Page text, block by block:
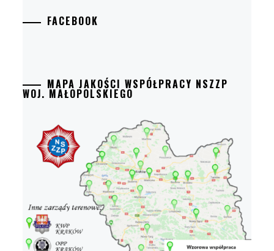
FACEBOOK
MAPA JAKOŚCI WSPÓŁPRACY NSZZP
WOJ. MAŁOPOLSKIEGO